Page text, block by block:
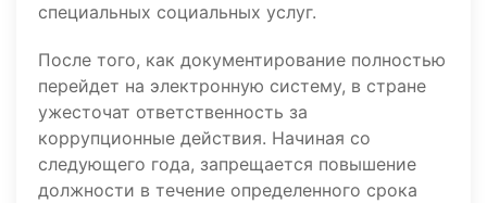
специальных социальных услуг.
После того, как документирование полностью
перейдет на электронную систему, в стране
ужесточат ответственность за
коррупционные действия. Начиная со
следующего года, запрещается повышение
должности в течение определенного срока